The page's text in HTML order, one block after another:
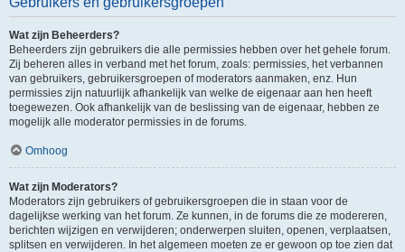
Wat zijn Beheerders?
Beheerders zijn gebruikers die alle permissies hebben over het gehele forum.
Zij beheren alles in verband met het forum, zoals: permissies, het verbannen
van gebruikers, gebruikersgroepen of moderators aanmaken, enz. Hun
permissies zijn natuurlijk afhankelijk van welke de eigenaar aan hen heeft
toegewezen. Ook afhankelijk van de beslissing van de eigenaar, hebben ze
mogelijk alle moderator permissies in de forums.
Omhoog
Wat zijn Moderators?
Moderators zijn gebruikers of gebruikersgroepen die in staan voor de
dagelijkse werking van het forum. Ze kunnen, in de forums die ze modereren,
berichten wijzigen en verwijderen; onderwerpen sluiten, openen, verplaatsen,
splitsen en verwijderen. In het algemeen moeten ze er gewoon op toe zien dat